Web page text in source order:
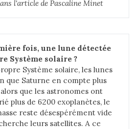
l'article de Pascaline Minet
fois, une lune détectée
Système solaire ?
Système solaire, les lunes
que Saturne en compte plus
que les astronomes ont
plus de 6200 exoplanètes, le
reste désespérément vide
leurs satellites. A ce